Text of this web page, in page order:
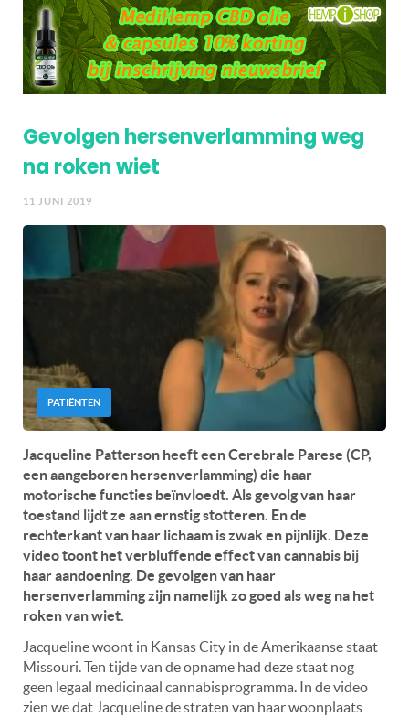
Gevolgen hersenverlamming weg
na roken wiet
11 JUNI 2019
PATIËNTEN
Jacqueline Patterson heeft een Cerebrale Parese (CP,
een aangeboren hersenverlamming) die haar
motorische functies beïnvloedt. Als gevolg van haar
toestand lijdt ze aan ernstig stotteren. En de
rechterkant van haar lichaam is zwak en pijnlijk. Deze
video toont het verbluffende effect van cannabis bij
haar aandoening. De gevolgen van haar
hersenverlamming zijn namelijk zo goed als weg na het
roken van wiet.
Jacqueline woont in Kansas City in de Amerikaanse staat
Missouri. Ten tijde van de opname had deze staat nog
geen legaal medicinaal cannabisprogramma. In de video
zien we dat Jacqueline de straten van haar woonplaats